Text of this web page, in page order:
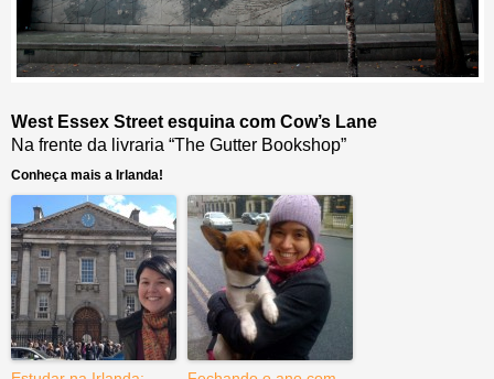
West Essex Street esquina com Cow’s Lane
Na frente da livraria “The Gutter Bookshop”
Conheça mais a Irlanda!